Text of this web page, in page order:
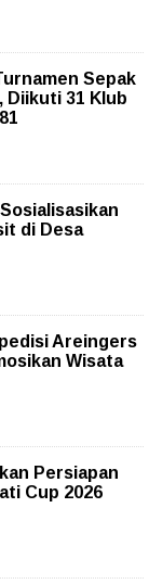
Sepak
Diikuti 31 Klub
di Desa
Areingers
Wisata
Persiapan
Cup 2026